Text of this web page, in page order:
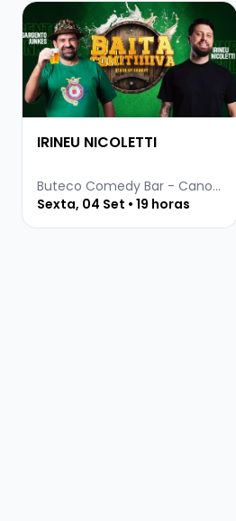
Veja mais sobre IRINEU
IRINEU NICOLETTI
Buteco Comedy Bar - Canoas
Sexta, 04 Set • 19 horas